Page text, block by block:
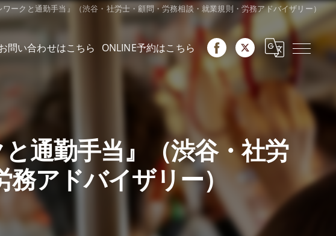
ークと通勤手当』（渋谷・社労士・顧問・労務相談・就業規則・労務アドバイザリー）
問い合わせはこちら ONLINE予約はこちら
通勤手当』（渋谷・社労
アドバイザリー）